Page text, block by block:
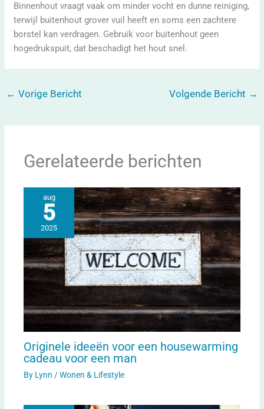
Binnenhout vraagt vaak om minder vocht en dunne reiniging,
terwijl buitenhout grover vuil heeft en soms een zachtere
borstel kan verdragen. Gebruik voor buitenhout geen
hogedrukspuit, dat beschadigt het hout snel.
← Vorige Bericht Volgende Bericht →
Gerelateerde berichten
aug
5
2025
Originele ideeën voor een housewarming
cadeau voor een man
By Lynn/Wonen & Lifestyle